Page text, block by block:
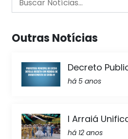
Outras Notícias
Decreto
há 5 anos
I Arraiá
há 12 anos